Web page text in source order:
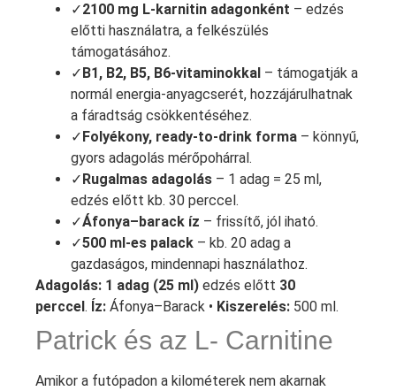
✓2100 mg L‑karnitin adagonként – edzés
előtti használatra, a felkészülés
támogatásához.
✓ B1, B2, B5, B6‑vitaminokkal – támogatják a
normál energia‑anyagcserét, hozzájárulhatnak
a fáradtság csökkentéséhez.
✓ Folyékony, ready‑to‑drink forma – könnyű,
gyors adagolás mérőpohárral.
✓ Rugalmas adagolás – 1 adag = 25 ml,
edzés előtt kb. 30 perccel.
✓Áfonya–barack íz – frissítő, jól iható.
✓500 ml-es palack – kb. 20 adag a
gazdaságos, mindennapi használathoz.
Adagolás: 1 adag (25 ml) edzés előtt 30
perccel . Íz: Áfonya–Barack • Kiszerelés: 500 ml.
Patrick és az L- Carnitine
Amikor a futópadon a kilométerek nem akarnak